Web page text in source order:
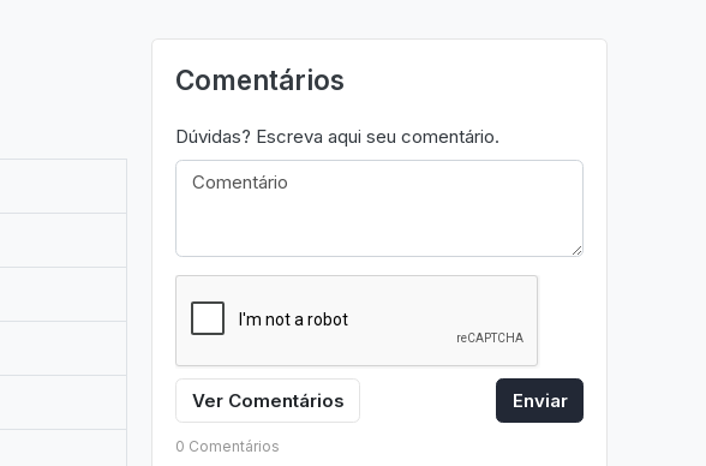
Comentários
Dúvidas? Escreva aqui seu comentário.
Ver Comentários Enviar
0 Comentários